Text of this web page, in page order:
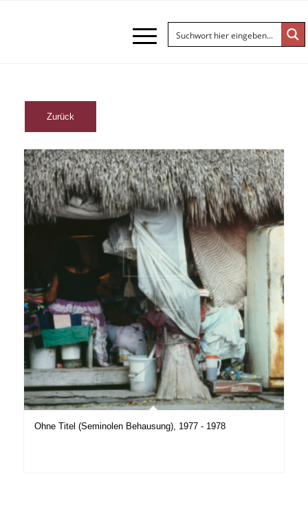
Ohne Titel (Seminolen Behausung), 1977 - 1978